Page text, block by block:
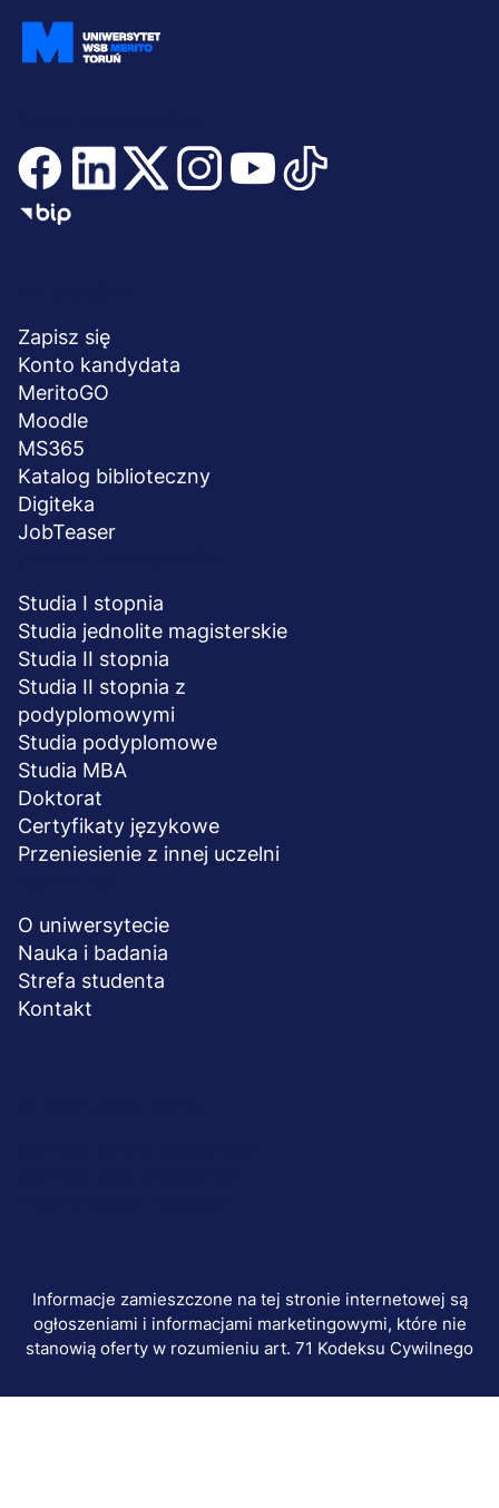
stopka
Zapisz się
Konto kandydata
MeritoGO
Moodle
MS365
Katalog biblioteczny
Digiteka
JobTeaser
Studia I stopnia
Studia jednolite magisterskie
Studia II stopnia
Studia II stopnia z
podyplomowymi
Studia podyplomowe
Studia MBA
Doktorat
Certyfikaty językowe
Przeniesienie z innej uczelni
O uniwersytecie
Nauka i badania
Strefa studenta
Kontakt
Informacje zamieszczone na tej stronie internetowej są
ogłoszeniami i informacjami marketingowymi, które nie
stanowią oferty w rozumieniu art. 71 Kodeksu Cywilnego